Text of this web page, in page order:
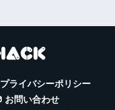
プライバシーポリシー
お問い合わせ